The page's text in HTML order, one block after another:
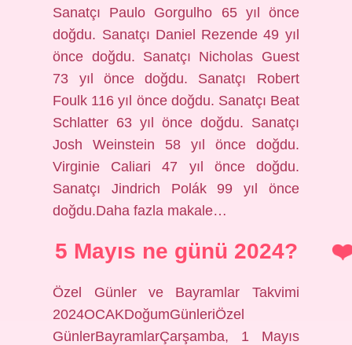
Sanatçı Paulo Gorgulho 65 yıl önce
doğdu. Sanatçı Daniel Rezende 49 yıl
önce doğdu. Sanatçı Nicholas Guest
73 yıl önce doğdu. Sanatçı Robert
Foulk 116 yıl önce doğdu. Sanatçı Beat
Schlatter 63 yıl önce doğdu. Sanatçı
Josh Weinstein 58 yıl önce doğdu.
Virginie Caliari 47 yıl önce doğdu.
Sanatçı Jindrich Polák 99 yıl önce
doğdu.Daha fazla makale…
5 Mayıs ne günü 2024?
Özel Günler ve Bayramlar Takvimi
2024OCAKDoğumGünleriÖzel
GünlerBayramlarÇarşamba, 1 Mayıs